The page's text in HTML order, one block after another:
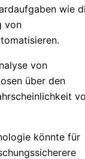
wie
von
von
über den
könnte für